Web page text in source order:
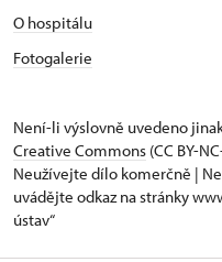
O hospitálu
Fotogalerie
Není-li výslovně uvedeno
Creative Commons (CC BY-
Neužívejte dílo komerčně |
uvádějte odkaz na stránky
ústav“